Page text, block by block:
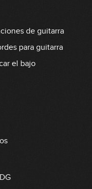
(simplificada)
Bamba
And Shout
de guitarra
para guitarra
el bajo